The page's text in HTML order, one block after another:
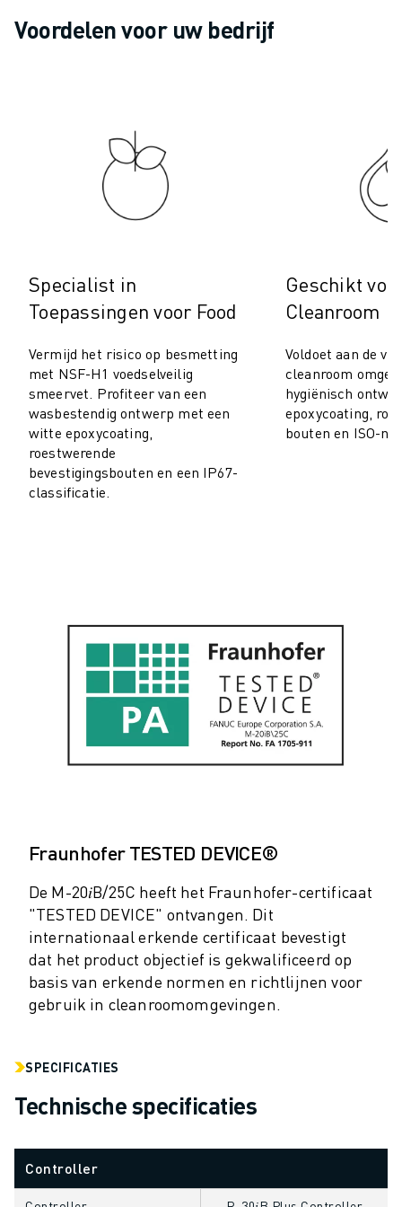
ROBOSHOT TOTAL COST OF OWNERSHIP
ROBOCUT PREVENTIEF ONDERHOUD
ROBOCUT DUURZAAMHEID
IIOT-OPLOSSINGEN
SMART FACTORY OPLOSSINGEN
CASE STUDIES
OPLOSSINGEN
INDUSTRIEËN
ALLE INDUSTRIEËN
LUCHTVAART
AUTOMOTIVE
ELEKTRISCHE VOERTUIGEN
ELEKTRONICA
FOOD & BEVERAGE
MEDISCH
BOOGLASSEN
BOREN EN TAPPEN MET HOGE SNELHEID
SPUITGIETEN
PALLETISEREN
PUNTLASSEN
VISION INSPECTIE
DRAADVONKEN EDM
CASE STUDIES
CUSTOMER SERVICE
CUSTOMER CARE
TECHNISCHE ONDERSTEUNING REMOTE
SPARE PARTS
E-STORE
DOWNLOAD CENTER » MYFANUC
Voordelen voor uw bedrijf
Specialist in
Toepassingen voor Food
Vermijd het risico op besmetting
met NSF-H1 voedselveilig
smeervet. Profiteer van een
wasbestendig ontwerp met een
witte epoxycoating,
roestwerende
bevestigingsbouten en een IP67-
classificatie.
Geschikt
Cleanroom
Voldoet aan de
cleanroom
hygiënisch
epoxycoating,
bouten en ISO-
Fraunhofer TESTED DEVICE®
De M-20𝑖B/25C heeft het Fraunhofer-certificaat
"TESTED DEVICE" ontvangen. Dit
internationaal erkende certificaat bevestigt
dat het product objectief is gekwalificeerd op
basis van erkende normen en richtlijnen voor
gebruik in cleanroomomgevingen.
SPECIFICATIES
Technische specificaties
Controller